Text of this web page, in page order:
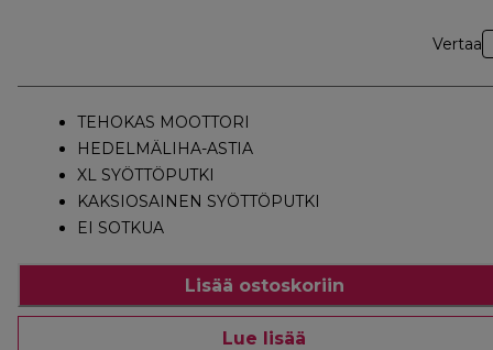
Vertaa
TEHOKAS MOOTTORI
HEDELMÄLIHA-ASTIA
XL SYÖTTÖPUTKI
KAKSIOSAINEN SYÖTTÖPUTKI
EI SOTKUA
Lisää ostoskoriin
Lue lisää